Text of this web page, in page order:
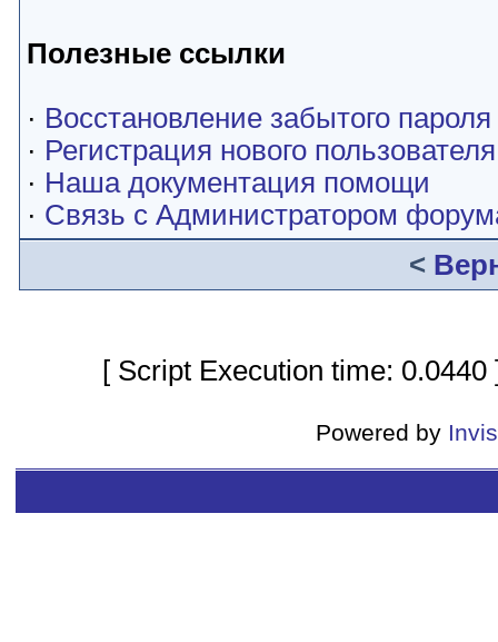
Полезные ссылки
· Восстановление забытого пароля
· Регистрация нового пользователя
· Наша документация помощи
· Связь с Администратором
<
[ Script Execution time:
Powered by